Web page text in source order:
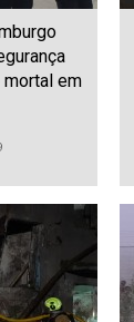
mortal em